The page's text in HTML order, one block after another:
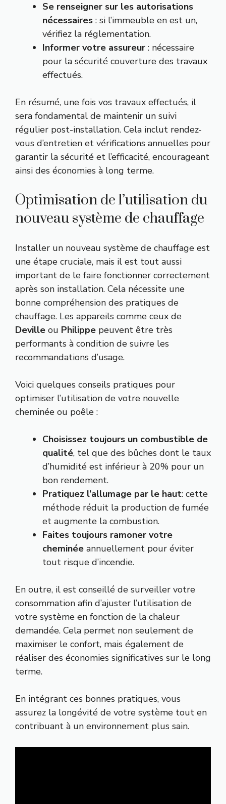
Se renseigner sur les autorisations
nécessaires : si l’immeuble en est un,
vérifiez la réglementation.
Informer votre assureur : nécessaire
pour la sécurité couverture des travaux
effectués.
En résumé, une fois vos travaux effectués, il
sera fondamental de maintenir un suivi
régulier post-installation. Cela inclut rendez-
vous d’entretien et vérifications annuelles pour
garantir la sécurité et l’efficacité, encourageant
ainsi des économies à long terme.
Optimisation de l’utilisation du
nouveau système de chauffage
Installer un nouveau système de chauffage est
une étape cruciale, mais il est tout aussi
important de le faire fonctionner correctement
après son installation. Cela nécessite une
bonne compréhension des pratiques de
chauffage. Les appareils comme ceux de
Deville ou Philippe peuvent être très
performants à condition de suivre les
recommandations d’usage.
Voici quelques conseils pratiques pour
optimiser l’utilisation de votre nouvelle
cheminée ou poêle :
Choisissez toujours un combustible de
qualité, tel que des bûches dont le taux
d’humidité est inférieur à 20% pour un
bon rendement.
Pratiquez l’allumage par le haut: cette
méthode réduit la production de fumée
et augmente la combustion.
Faites toujours ramoner votre
cheminée annuellement pour éviter
tout risque d’incendie.
En outre, il est conseillé de surveiller votre
consommation afin d’ajuster l’utilisation de
votre système en fonction de la chaleur
demandée. Cela permet non seulement de
maximiser le confort, mais également de
réaliser des économies significatives sur le long
terme.
En intégrant ces bonnes pratiques, vous
assurez la longévité de votre système tout en
contribuant à un environnement plus sain.